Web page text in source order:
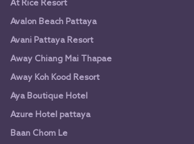
At Rice Resort
Avalon Beach Pattaya
Avani Pattaya Resort
Away Chiang Mai Thapae
Away Koh Kood Resort
Aya Boutique Hotel
Azure Hotel pattaya
Baan Chom Le